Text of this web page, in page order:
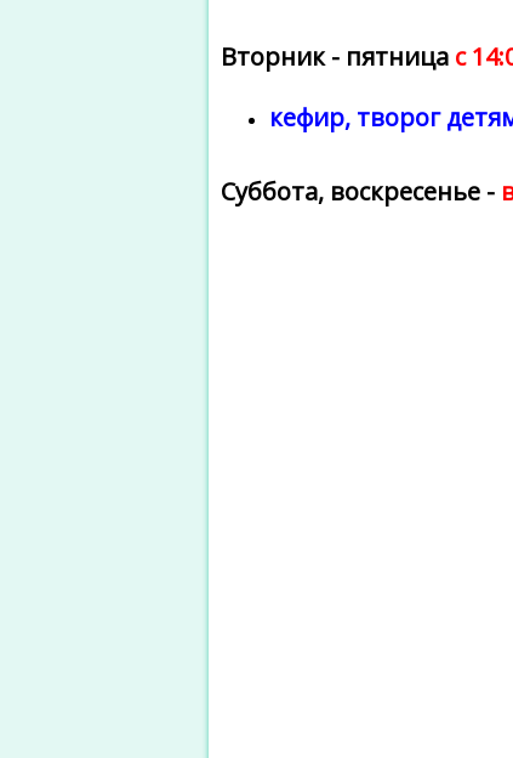
Вторник - пятница с
кефир, творог
Суббота, воскресенье -